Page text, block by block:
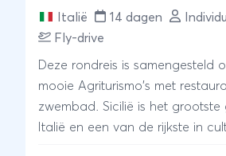
Italië 14 dagen
Fly-drive
Deze rondreis is samengesteld
mooie Agriturismo's met
zwembad. Sicilië is het grootste
Italië en een van de rijkste in